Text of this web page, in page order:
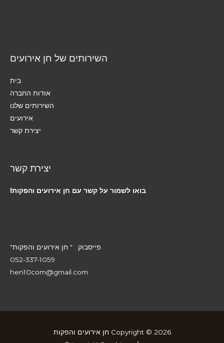
השירותים של חן אירועים
בית
אודות החברה
השירותים שלנו
אירועים
יצירת קשר
יצירת קשר
בואו לשמור על קשר עם חן אירועים והפקות!
פייסבוק : " חן אירועים והפקות"
052-337-1059
hen10com@gmail.com
Copyright © 2026 חן אירועים והפקות